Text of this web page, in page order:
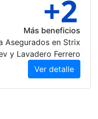
Descuentos